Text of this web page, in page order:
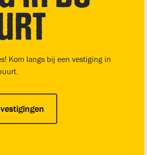
Kom langs bij een vestiging in